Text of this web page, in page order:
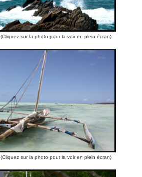
(Cliquez sur la photo pour la voir en plein écran)
(Cliquez sur la photo pour la voir en plein écran)